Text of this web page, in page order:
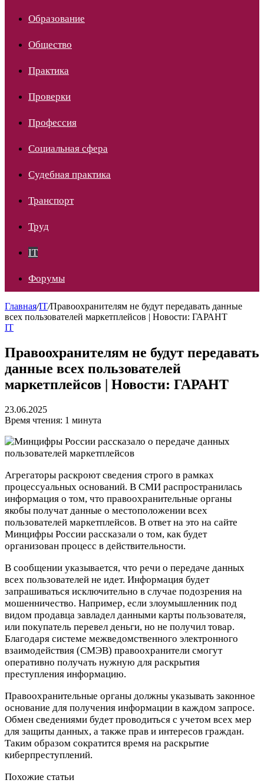
Образование
Общество
Практика
Проверки
Профессия
Социальная сфера
Судебная практика
Транспорт
Труд
IT
Форумы
Главная/IT/Правоохранителям не будут передавать данные
всех пользователей маркетплейсов | Новости: ГАРАНТ
IT
Правоохранителям не будут передавать
данные всех пользователей
маркетплейсов | Новости: ГАРАНТ
23.06.2025
Время чтения: 1 минута
Агрегаторы раскроют сведения строго в рамках
процессуальных оснований. В СМИ распространилась
информация о том, что правоохранительные органы
якобы получат данные о местоположении всех
пользователей маркетплейсов. В ответ на это на сайте
Минцифры России рассказали о том, как будет
организован процесс в действительности.
В сообщении указывается, что речи о передаче данных
всех пользователей не идет. Информация будет
запрашиваться исключительно в случае подозрения на
мошенничество. Например, если злоумышленник под
видом продавца завладел данными карты пользователя,
или покупатель перевел деньги, но не получил товар.
Благодаря системе межведомственного электронного
взаимодействия (СМЭВ) правоохранители смогут
оперативно получать нужную для раскрытия
преступления информацию.
Правоохранительные органы должны указывать законное
основание для получения информации в каждом запросе.
Обмен сведениями будет проводиться с учетом всех мер
для защиты данных, а также прав и интересов граждан.
Таким образом сократится время на раскрытие
киберпреступлений.
Похожие статьи